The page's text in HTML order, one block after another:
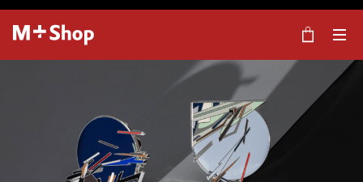
×
M+ Shop